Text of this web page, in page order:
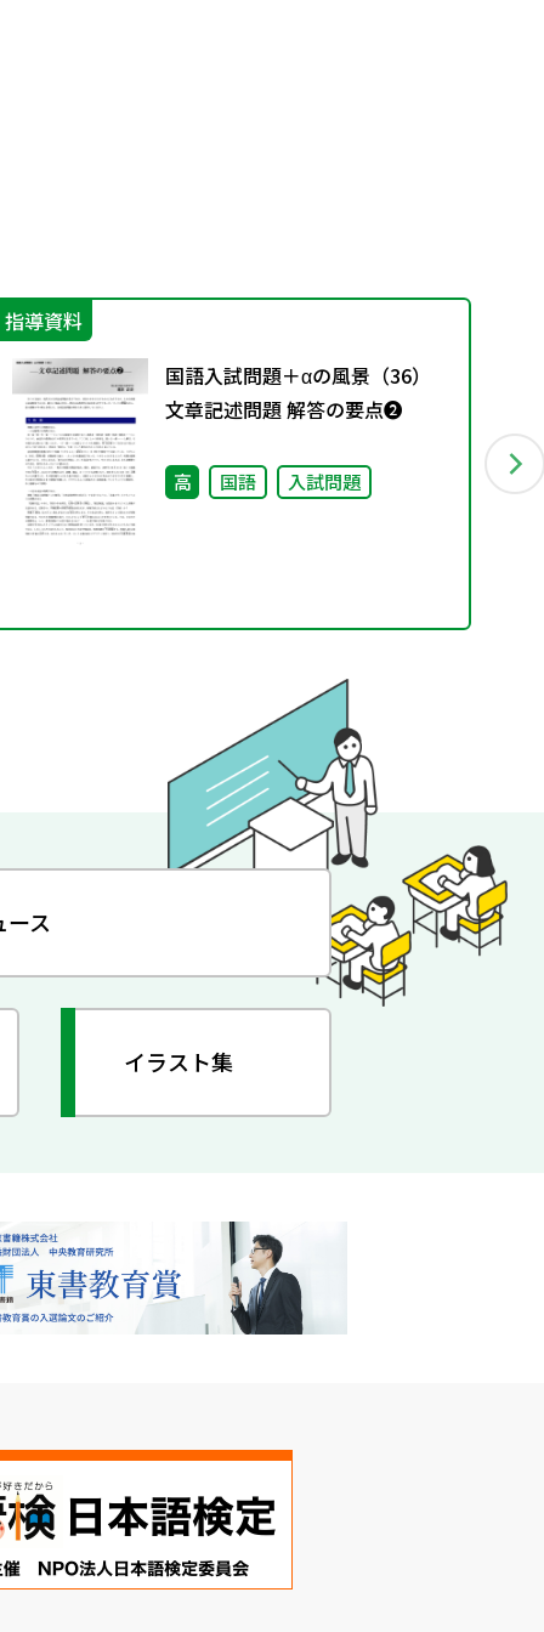
指導資料
国語入試問題＋αの風景（36）
文章記述問題 解答の要点❷
高 国語 入試問題
ース
イラスト集